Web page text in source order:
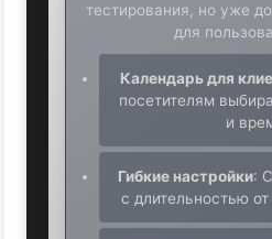
тестирования, но уже
для
Календарь для
посетителям
и
Гибкие настройки:
с длительностью от